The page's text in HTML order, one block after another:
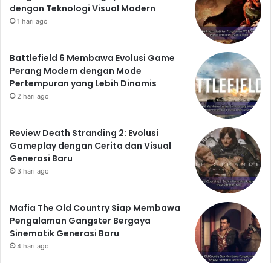
dengan Teknologi Visual Modern
1 hari ago
Battlefield 6 Membawa Evolusi Game
Perang Modern dengan Mode
Pertempuran yang Lebih Dinamis
2 hari ago
Review Death Stranding 2: Evolusi
Gameplay dengan Cerita dan Visual
Generasi Baru
3 hari ago
Mafia The Old Country Siap Membawa
Pengalaman Gangster Bergaya
Sinematik Generasi Baru
4 hari ago